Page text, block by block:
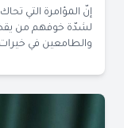
إنّ المؤامرة التي
لشدّة خوفهم من
والطامعين في خيرات